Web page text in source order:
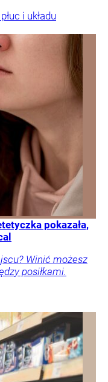
i układu
pokazała,
Winić możesz
posiłkami.